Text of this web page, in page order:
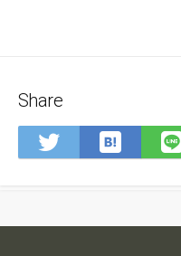
Share
Share
on
Save
to